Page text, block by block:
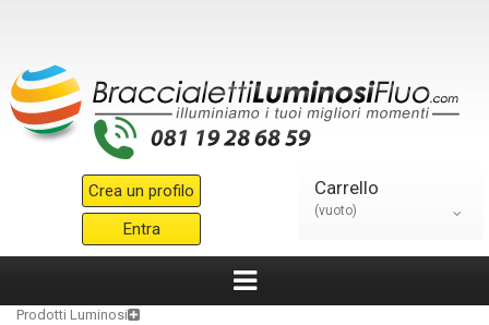
Crea un profilo
Entra
Carrello
(vuoto)
Prodotti Luminosi